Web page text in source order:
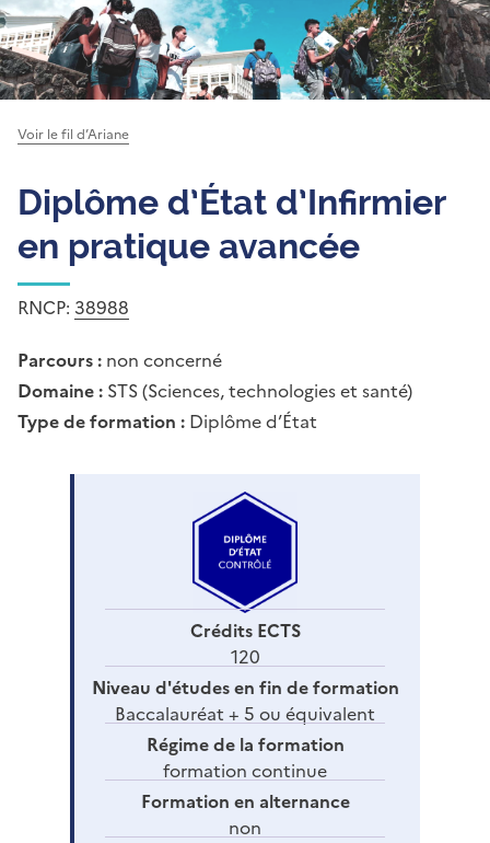
Voir le fil d’Ariane
Diplôme d’État d’Infirmier
en pratique avancée
RNCP: 38988
Parcours : non concerné
Domaine : STS (Sciences, technologies et santé)
Type de formation : Diplôme d’État
Crédits ECTS
120
Niveau d'études en fin de formation
Baccalauréat + 5 ou équivalent
Régime de la formation
formation continue
Formation en alternance
non